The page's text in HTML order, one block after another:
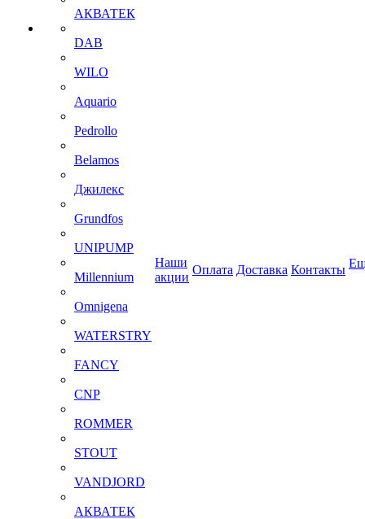
АКВАТЕК
DAB
WILO
Aquario
Pedrollo
Belamos
Джилекс
Grundfos
UNIPUMP
Millennium
Omnigena
WATERSTRY
FANCY
CNP
ROMMER
STOUT
VANDJORD
АКВАТЕК
Наши
акции
Оплата Доставка Контакты